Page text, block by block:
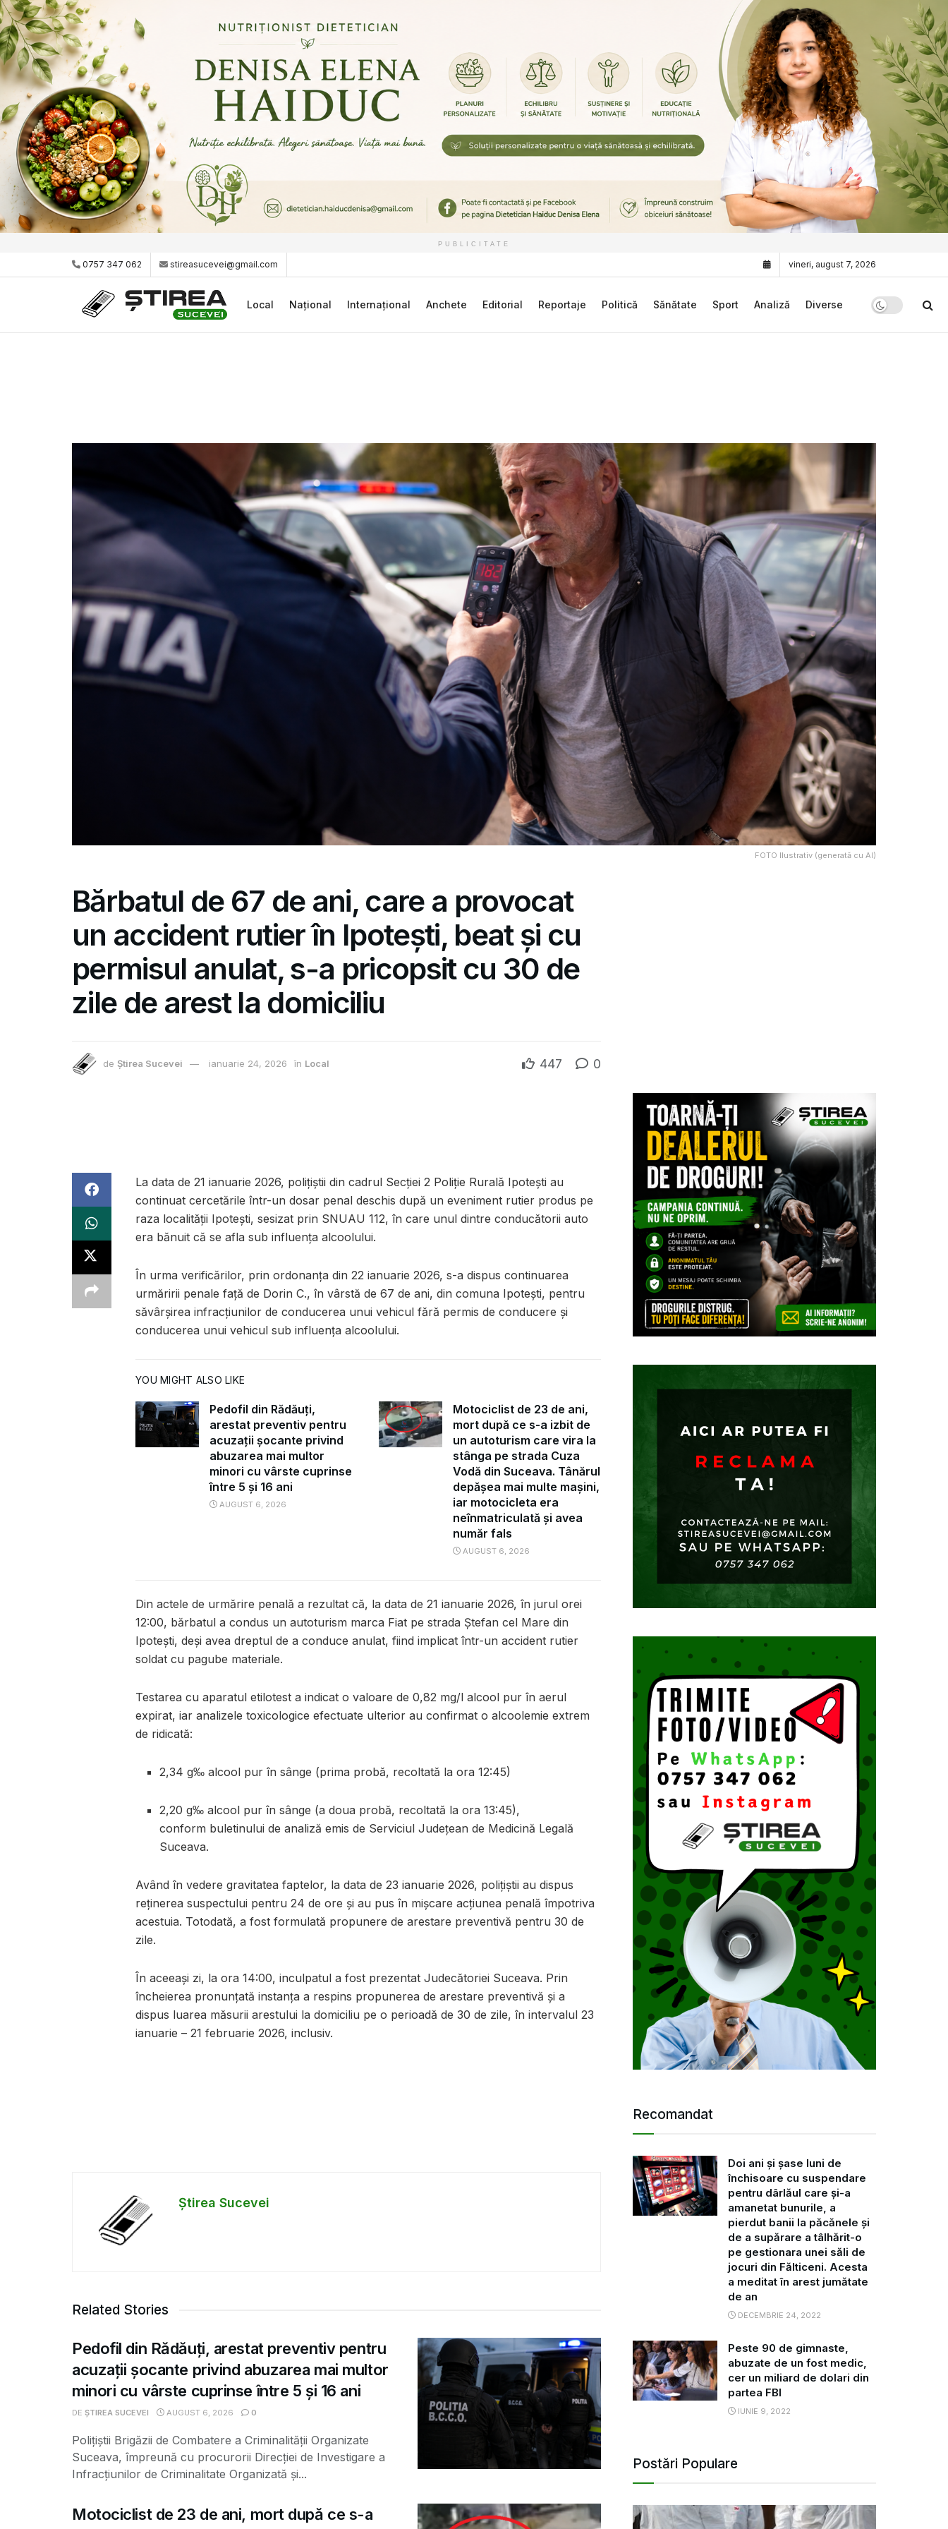
PUBLICITATE
0757 347 062 stireasucevei@gmail.com vineri, august 7, 2026
Local Național Internațional Anchete Editorial Reportaje Politică Sănătate Sport Analiză Diverse
FOTO Ilustrativ (generată cu AI)
Bărbatul de 67 de ani, care a provocat
un accident rutier în Ipotești, beat și cu
permisul anulat, s-a pricopsit cu 30 de
zile de arest la domiciliu
de Știrea Sucevei ianuarie 24, 2026 în Local 447 0
La data de 21 ianuarie 2026, polițiștii din cadrul Secției 2 Poliție Rurală Ipotești au
continuat cercetările într-un dosar penal deschis după un eveniment rutier produs pe
raza localității Ipotești, sesizat prin SNUAU 112, în care unul dintre conducătorii auto
era bănuit că se afla sub influența alcoolului.
În urma verificărilor, prin ordonanța din 22 ianuarie 2026, s-a dispus continuarea
urmăririi penale față de Dorin C., în vârstă de 67 de ani, din comuna Ipotești, pentru
săvârșirea infracțiunilor de conducerea unui vehicul fără permis de conducere și
conducerea unui vehicul sub influența alcoolului.
YOU MIGHT ALSO LIKE
Pedofil din Rădăuți,
arestat preventiv pentru
acuzații șocante privind
abuzarea mai multor
minori cu vârste cuprinse
între 5 și 16 ani
AUGUST 6, 2026
Motociclist de 23 de ani,
mort după ce s-a izbit de
un autoturism care vira la
stânga pe strada Cuza
Vodă din Suceava. Tânărul
depășea mai multe mașini,
iar motocicleta era
neînmatriculată și avea
număr fals
AUGUST 6, 2026
Din actele de urmărire penală a rezultat că, la data de 21 ianuarie 2026, în jurul orei
12:00, bărbatul a condus un autoturism marca Fiat pe strada Ștefan cel Mare din
Ipotești, deși avea dreptul de a conduce anulat, fiind implicat într-un accident rutier
soldat cu pagube materiale.
Testarea cu aparatul etilotest a indicat o valoare de 0,82 mg/l alcool pur în aerul
expirat, iar analizele toxicologice efectuate ulterior au confirmat o alcoolemie extrem
de ridicată:
2,34 g‰ alcool pur în sânge (prima probă, recoltată la ora 12:45)
2,20 g‰ alcool pur în sânge (a doua probă, recoltată la ora 13:45),
conform buletinului de analiză emis de Serviciul Județean de Medicină Legală
Suceava.
Având în vedere gravitatea faptelor, la data de 23 ianuarie 2026, polițiștii au dispus
reținerea suspectului pentru 24 de ore și au pus în mișcare acțiunea penală împotriva
acestuia. Totodată, a fost formulată propunere de arestare preventivă pentru 30 de
zile.
În aceeași zi, la ora 14:00, inculpatul a fost prezentat Judecătoriei Suceava. Prin
încheierea pronunțată instanța a respins propunerea de arestare preventivă și a
dispus luarea măsurii arestului la domiciliu pe o perioadă de 30 de zile, în intervalul 23
ianuarie – 21 februarie 2026, inclusiv.
Știrea Sucevei
Related Stories
Pedofil din Rădăuți, arestat preventiv pentru
acuzații șocante privind abuzarea mai multor
minori cu vârste cuprinse între 5 și 16 ani
DE ȘTIREA SUCEVEI AUGUST 6, 2026 0
Polițiștii Brigăzii de Combatere a Criminalității Organizate
Suceava, împreună cu procurorii Direcției de Investigare a
Infracțiunilor de Criminalitate Organizată și...
Motociclist de 23 de ani, mort după ce s-a
Recomandat
Doi ani și șase luni de
închisoare cu suspendare
pentru dârlăul care și-a
amanetat bunurile, a
pierdut banii la păcănele și
de a supărare a tâlhărit-o
pe gestionara unei săli de
jocuri din Fălticeni. Acesta
a meditat în arest jumătate
de an
DECEMBRIE 24, 2022
Peste 90 de gimnaste,
abuzate de un fost medic,
cer un miliard de dolari din
partea FBI
IUNIE 9, 2022
Postări Populare